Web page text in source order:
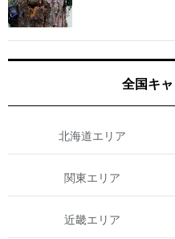
全国キ
北海道エリア
関東エリア
近畿エリア